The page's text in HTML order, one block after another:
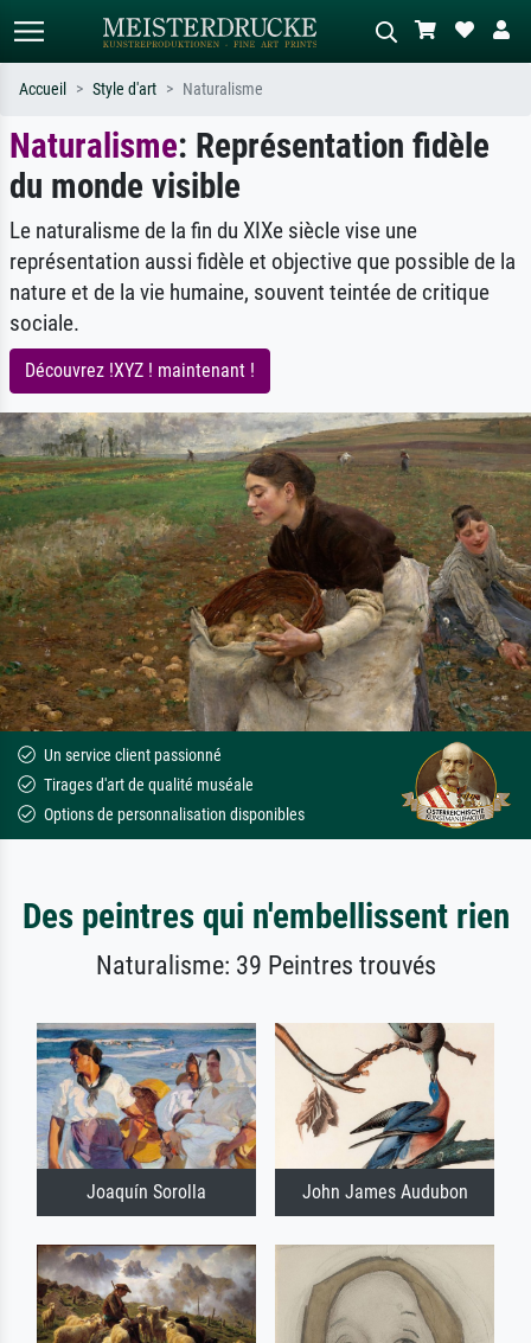
Recherche standard Recherche d'images IA
Recherchez par artiste, titre ou style –
ex. Monet, Nuit étoilée,
impressionnisme, vague de Hokusai,
nu.
tableau sombre, nu debout près d'un
arbre.
Accueil Style d'art Naturalisme
Naturalisme: Représentation fidèle
du monde visible
Le naturalisme de la fin du XIXe siècle vise une
représentation aussi fidèle et objective que possible de la
nature et de la vie humaine, souvent teintée de critique
sociale.
Découvrez !XYZ ! maintenant !
Un service client passionné
Tirages d'art de qualité muséale
Options de personnalisation disponibles
Des peintres qui n'embellissent rien
Naturalisme: 39 Peintres trouvés
Joaquín Sorolla John James Audubon